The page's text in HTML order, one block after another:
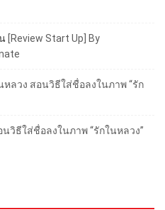
[Review Start Up] By
นหลวง สอนวิธีใส่ชื่อลงในภาพ “รัก
นวิธีใส่ชื่อลงในภาพ “รักในหลวง”